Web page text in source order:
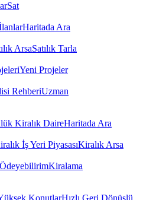
Sat
Haritada Ara
ArsaSatılık Tarla
Yeni Projeler
RehberiUzman
Kiralık DaireHaritada Ara
İş Yeri PiyasasıKiralık Arsa
Kiralama
KonutlarHızlı Geri Dönüşlü